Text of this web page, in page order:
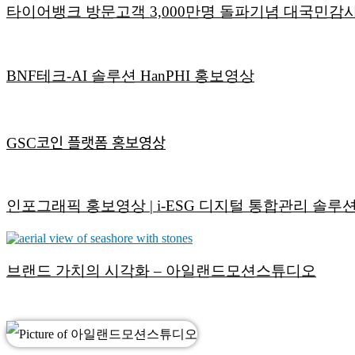
타이어뱅크 방문고객 3,000만명 돌파기념 대국민감
BNF테크-AI 솔루션 HanPHI 홍보영상
GSC코인 플랫폼 홍보영상
인포그래픽 홍보영상 | i-ESG 디지털 통합관리 솔루션
브랜드 가치의 시각화 – 아일랜드모션스튜디오